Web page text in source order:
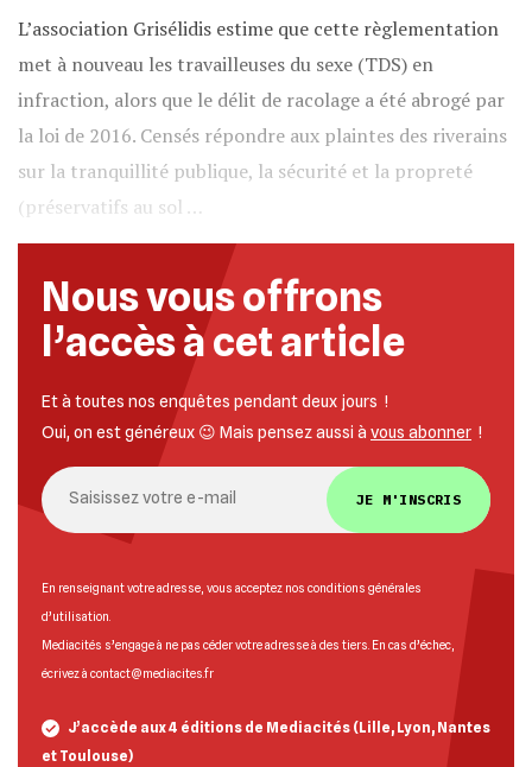
L’association Grisélidis estime que cette règlementation
met à nouveau les travailleuses du sexe (TDS) en
infraction, alors que le délit de racolage a été abrogé par
la loi de 2016. Censés répondre aux plaintes des riverains
sur la tranquillité publique, la sécurité et la propreté
(préservatifs au sol …
Nous vous offrons
l’accès à cet article
Et à toutes nos enquêtes pendant deux jours !
Oui, on est généreux 😉 Mais pensez aussi à vous abonner !
JE M'INSCRIS
En renseignant votre adresse, vous acceptez nos conditions générales
d’utilisation
Mediacités s’engage à ne pas céder votre adresse à des tiers. En cas d’échec,
écrivez à contact@mediacites.fr
J’accède aux 4 éditions de Mediacités (Lille, Lyon, Nantes
et Toulouse)